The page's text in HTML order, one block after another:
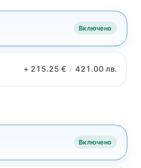
Включено
+ 215.25 € / 421.00 лв.
Включено